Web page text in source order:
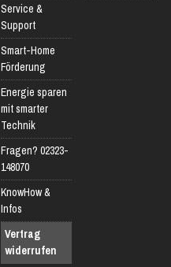
Service &
Support
Smart-Home
Förderung
Energie sparen
mit smarter
Technik
Fragen? 02323-
148070
KnowHow &
Infos
Vertrag
widerrufen